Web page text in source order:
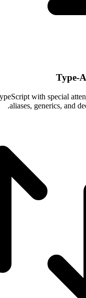
Type-
with special
aliases, generics, and